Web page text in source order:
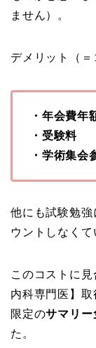
ません）。
デメリット（＝
・年会費
・受験料
・学術集会
他にも試験勉
ウントしなくて
このコストに
内科専門医】
限定のサマリー
た。